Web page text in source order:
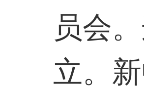
员会
立。